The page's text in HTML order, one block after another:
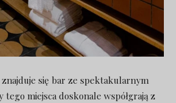
się bar ze spektakularnym
miejsca doskonale współgrają z